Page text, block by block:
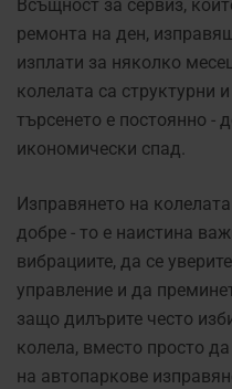
Всъщност за сервиз,
ремонта на ден,
изплати за няколко
колелата са структурни
търсенето е постоянно -
икономически спад.
Изправянето на
добре - то е наистина
вибрациите, да се
управление и да
защо дилърите често
колела, вместо просто
на автопаркове